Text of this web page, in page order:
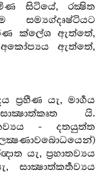
සිටියේ, රක්‍ෂිත
සම්‍යග්දෘෂ්ටියට
ක්ලේශ ඇත්තේ,
අකෝප්‍යය ඇත්තේ,
ප්‍රහීණ යැ, මාර්‍ගය
යි.
- දතයුත්ත
යැ, ප්‍රහාතව්‍යය